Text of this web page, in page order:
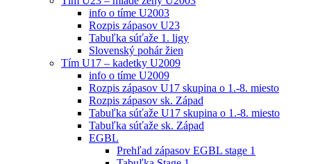
info o tíme U2003
Rozpis zápasov U23
Tabuľka súťaže 1. ligy
Slovenský pohár žien
Tím U17 – kadetky U2009
info o tíme U2009
Rozpis zápasov U17 skupina o 1.-8. miesto
Rozpis zápasov sk. Západ
Tabuľka súťaže U17 skupina o 1.-8. miesto
Tabuľka súťaže sk. Západ
EGBL
Prehľad zápasov EGBL stage 1